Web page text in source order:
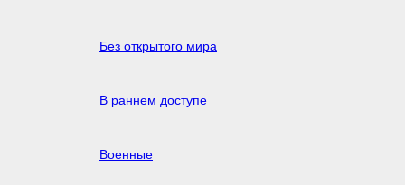
Без открытого мира
В раннем доступе
Военные